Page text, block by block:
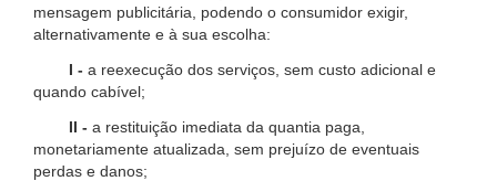
mensagem publicitária, podendo o consumidor exigir,
alternativamente e à sua escolha:
I - a reexecução dos serviços, sem custo adicional e
quando cabível;
II - a restituição imediata da quantia paga,
monetariamente atualizada, sem prejuízo de eventuais
perdas e danos;